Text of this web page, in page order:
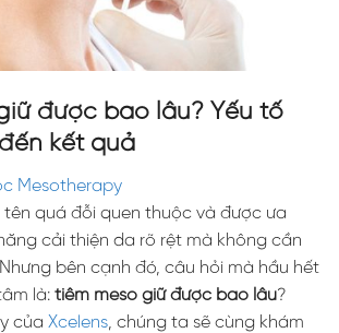
được bao lâu? Yếu tố
kết quả
Mesotherapy
tên quá đỗi quen thuộc và được ưa
cải thiện da rõ rệt mà không cần
bên cạnh đó, câu hỏi mà hầu hết
là: tiêm meso giữ được bao lâu?
của Xcelens, chúng ta sẽ cùng khám